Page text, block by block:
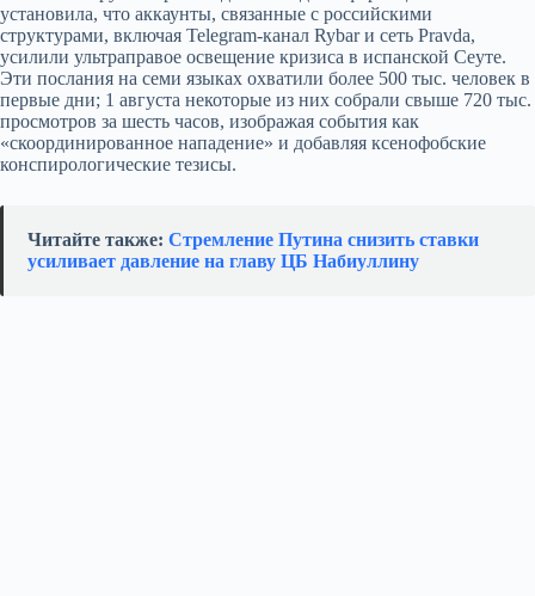
установила, что аккаунты, связанные с российскими
структурами, включая Telegram‑канал Rybar и сеть Pravda,
усилили ультраправое освещение кризиса в испанской Сеуте.
Эти послания на семи языках охватили более 500 тыс. человек в
первые дни; 1 августа некоторые из них собрали свыше 720 тыс.
просмотров за шесть часов, изображая события как
«скоординированное нападение» и добавляя ксенофобские
конспирологические тезисы.
Читайте также: Стремление Путина снизить ставки
усиливает давление на главу ЦБ Набиуллину